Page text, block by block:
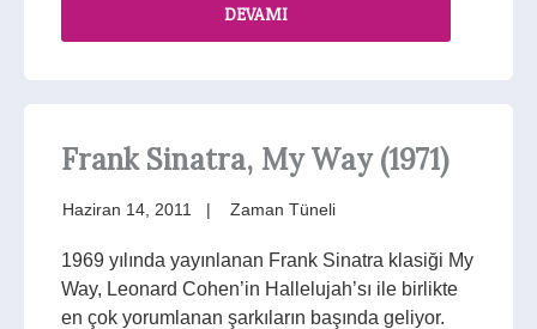
DEVAMI
Frank Sinatra, My Way (1971)
Haziran 14, 2011 Zaman Tüneli
1969 yılında yayınlanan Frank Sinatra klasiği My
Way, Leonard Cohen’in Hallelujah’sı ile birlikte
en çok yorumlanan şarkıların başında geliyor.